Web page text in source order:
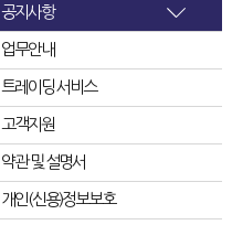
공지사항
업무안내
트레이딩 서비스
고객지원
약관 및 설명서
개인(신용)정보보호